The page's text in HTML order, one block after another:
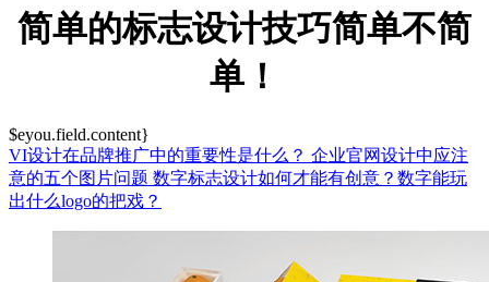
简单的标志设计技巧简单不简
单！
$eyou.field.content}
VI设计在品牌推广中的重要性是什么？ 企业官网设计中应注
意的五个图片问题 数字标志设计如何才能有创意？数字能玩
出什么logo的把戏？